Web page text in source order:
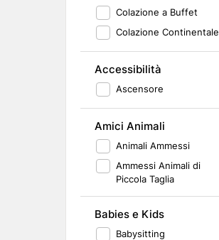
Colazione a Buffet
Colazione Continentale
Accessibilità
Ascensore
Amici Animali
Animali Ammessi
Ammessi Animali di
Piccola Taglia
Babies e Kids
Babysitting